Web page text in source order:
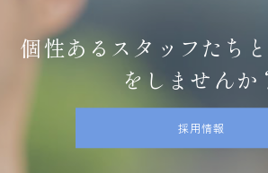
個性あるスタッフたち
をしませんか
採用情報